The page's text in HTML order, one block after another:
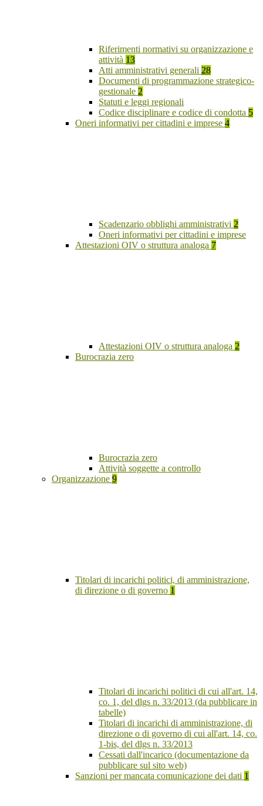
Riferimenti normativi su organizzazione e
attività 13
Atti amministrativi generali 28
Documenti di programmazione strategico-
gestionale 2
Statuti e leggi regionali
Codice disciplinare e codice di condotta 5
Oneri informativi per cittadini e imprese 4
Scadenzario obblighi amministrativi 2
Oneri informativi per cittadini e imprese
Attestazioni OIV o struttura analoga 7
Attestazioni OIV o struttura analoga 2
Burocrazia zero
Burocrazia zero
Attività soggette a controllo
Organizzazione 9
Titolari di incarichi politici, di amministrazione,
di direzione o di governo 1
Titolari di incarichi politici di cui all'art. 14,
co. 1, del dlgs n. 33/2013 (da pubblicare in
tabelle)
Titolari di incarichi di amministrazione, di
direzione o di governo di cui all'art. 14, co.
1-bis, del dlgs n. 33/2013
Cessati dall'incarico (documentazione da
pubblicare sul sito web)
Sanzioni per mancata comunicazione dei dati 1